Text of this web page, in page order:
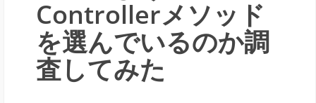
Controllerメソッド
を選んでいるのか調
査してみた